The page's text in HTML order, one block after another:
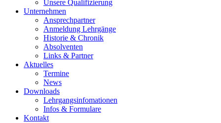
Unsere Qualifizierung
Unternehmen
Ansprechpartner
Anmeldung Lehrgänge
Historie & Chronik
Absolventen
Links & Partner
Aktuelles
Termine
News
Downloads
Lehrgangsinfomationen
Infos & Formulare
Kontakt